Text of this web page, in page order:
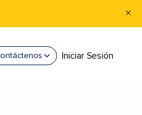
Iniciar Sesión